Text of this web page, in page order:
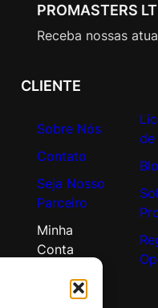
n
u
PROMASTERS
Receba nossas
CLIENTE
Sobre Nós
Contato
Seja Nosso
Parceiro
Minha
Conta